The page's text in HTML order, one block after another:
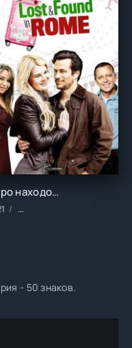
Комедии/Криминал/
Бюро находок в Риме ()
Фильмы/2021 год/
- 50 знаков.